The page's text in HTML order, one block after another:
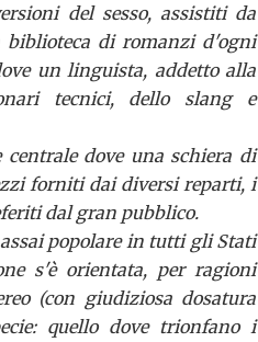
del sesso, assistiti da
biblioteca di romanzi d'ogni
un linguista, addetto alla
tecnici, dello slange
dove una schiera di
forniti dai diversi reparti, i
dal gran pubblico.
popolare in tutti gli Stati
s'è orientata, per ragioni
(con giudiziosa dosatura
quello dove trionfano i